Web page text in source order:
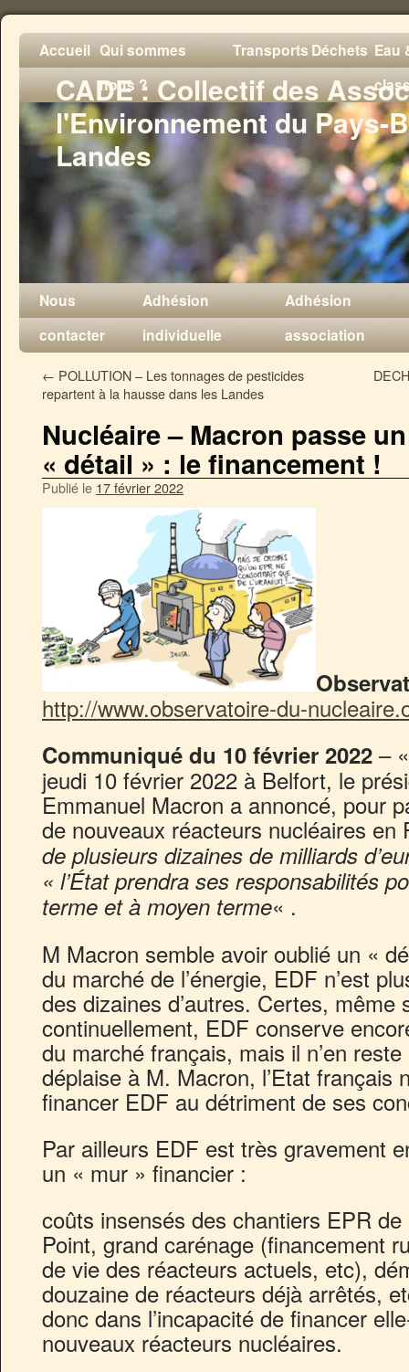
CADE : Collectif des
l'Environnement du Pays-
Landes
Accueil Qui sommes
nous ?
TransportsDéchets Eau
Nous
contacter
Adhésion
individuelle
Adhésion
association
← POLLUTION – Les tonnages de pesticides
repartent à la hausse dans les Landes
Nucléaire – Macron passe
« détail » : le financement !
Publié le 17 février 2022
http://www.observatoire-du-
Communiqué du 10 février 2022 –
jeudi 10 février 2022 à Belfort, le
Emmanuel Macron a annoncé, pour
de nouveaux réacteurs nucléaires
de plusieurs dizaines de milliards
« l’État prendra ses responsabilités
terme et à moyen terme« .
M Macron semble avoir oublié un «
du marché de l’énergie, EDF n’est
des dizaines d’autres. Certes,
continuellement, EDF conserve
du marché français, mais il n’en
déplaise à M. Macron, l’Etat français
financer EDF au détriment de ses
Par ailleurs EDF est très gravement
un « mur » financier :
coûts insensés des chantiers EPR
Point, grand carénage (financement
de vie des réacteurs actuels, etc),
douzaine de réacteurs déjà arrêtés,
donc dans l’incapacité de financer
nouveaux réacteurs nucléaires.